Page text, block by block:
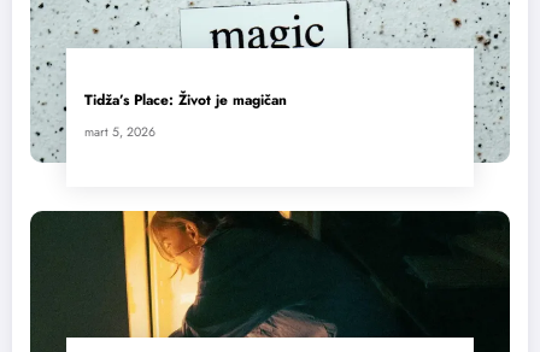
Tidža’s Place: Život je magičan
mart 5, 2026